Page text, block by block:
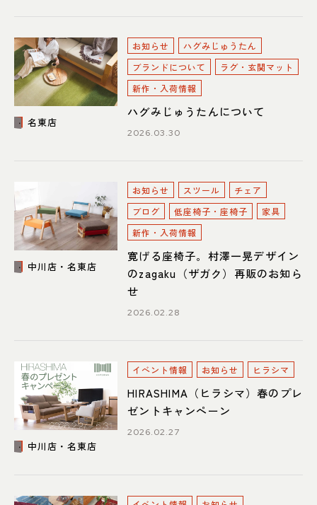
名東店
お知らせ
ハグみじゅうたん
ブランドについて
ラグ・玄関マット
新作・入荷情報
ハグみじゅうたんについて
2026.03.30
中川店・名東店
お知らせ スツール
チェア
ブログ
低座椅子・座椅子
家具
新作・入荷情報
寛げる座椅子。村澤一晃デザイン
のzagaku（ザガク）再販のお知ら
せ
2026.02.28
中川店・名東店
イベント情報 お知らせ ヒラシマ
HIRASHIMA（ヒラシマ）春のプレ
ゼントキャンペーン
2026.02.27